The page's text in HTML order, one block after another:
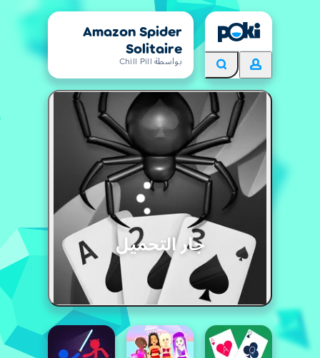
Amazon Spider
Solitaire
بواسطة Chill Pill
جار التحميل